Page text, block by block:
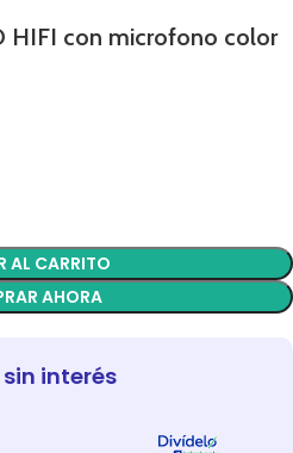
HIFI con microfono color
AL CARRITO
AHORA
sin interés